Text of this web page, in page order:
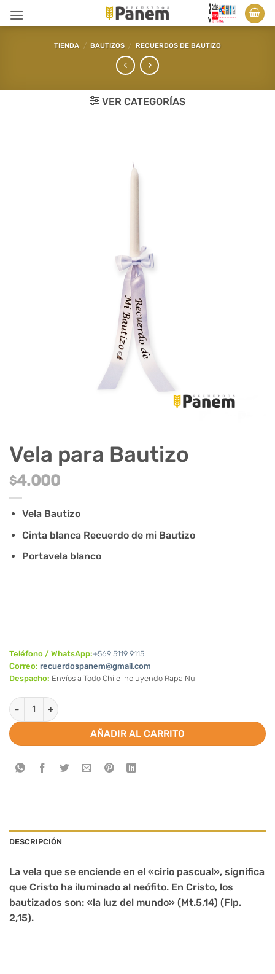
TIENDA / BAUTIZOS / RECUERDOS DE BAUTIZO
VER CATEGORÍAS
Vela para Bautizo
$4.000
Vela Bautizo
Cinta blanca Recuerdo de mi Bautizo
Portavela blanco
Teléfono / WhatsApp:+569 5119 9115
Correo: recuerdospanem@gmail.com
Despacho: Envíos a Todo Chile incluyendo Rapa Nui
Vela para Bautizo cantidad
AÑADIR AL CARRITO
DESCRIPCIÓN
La vela que se enciende en el «cirio pascual», significa
que Cristo ha iluminado al neófito. En Cristo, los
bautizados son: «la luz del mundo» (Mt.5,14) (Flp.
2,15).